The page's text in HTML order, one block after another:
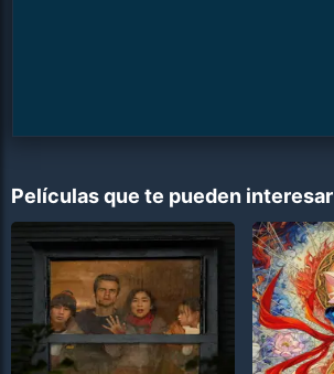
Películas que te pueden interesar